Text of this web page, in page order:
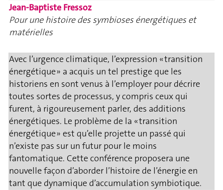
Jean-Baptiste Fressoz
Pour une histoire des symbioses énergétiques et
matérielles
Avec l’urgence climatique, l’expression « transition
énergétique » a acquis un tel prestige que les
historiens en sont venus à l’employer pour décrire
toutes sortes de processus, y compris ceux qui
furent, à rigoureusement parler, des additions
énergétiques. Le problème de la « transition
énergétique » est qu’elle projette un passé qui
n’existe pas sur un futur pour le moins
fantomatique. Cette conférence proposera une
nouvelle façon d’aborder l’histoire de l’énergie en
tant que dynamique d’accumulation symbiotique.